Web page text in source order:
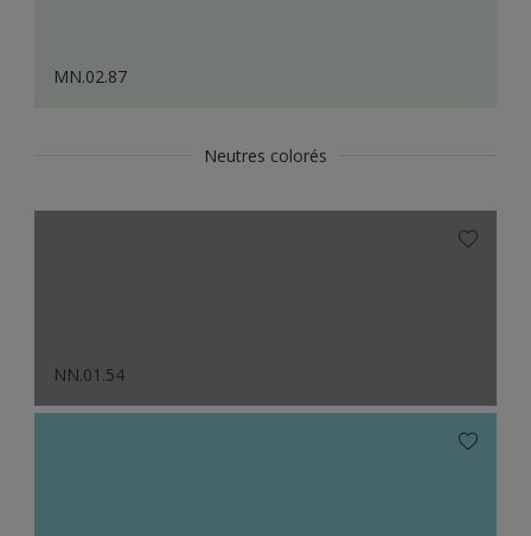
MN.02.87
Neutres colorés
NN.01.54